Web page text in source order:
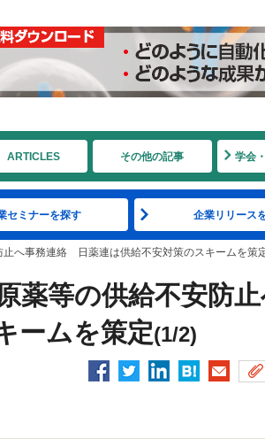
ARTICLES その他の記事 学会
セミナーを探す 企業リリース
へ事務連絡 日薬連は供給不安対策のスキームを策
薬等の供給不安防
ームを策定(1/2)